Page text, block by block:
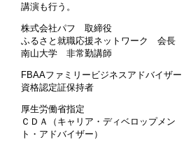
講演も行う。
株式会社パフ 取締役
ふるさと就職応援ネットワーク 会長
南山大学 非常勤講師
FBAAファミリービジネスアドバイザー
資格認定証保持者
厚生労働省指定
ＣＤＡ（キャリア・ディベロップメン
ト・アドバイザー）